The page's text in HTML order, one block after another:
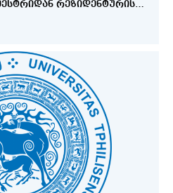
ᲠᲔᲖᲘᲓᲔᲜᲢᲣᲠᲘᲡ
ᲛᲖᲐᲓᲔᲑᲘᲡ)